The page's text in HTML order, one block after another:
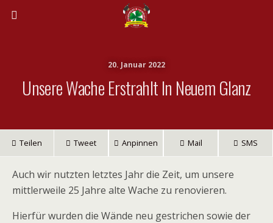
20. Januar 2022
Unsere Wache Erstrahlt In Neuem Glanz
Teilen Tweet Anpinnen Mail SMS
Auch wir nutzten letztes Jahr die Zeit, um unsere
mittlerweile 25 Jahre alte Wache zu renovieren.
Hierfür wurden die Wände neu gestrichen sowie der